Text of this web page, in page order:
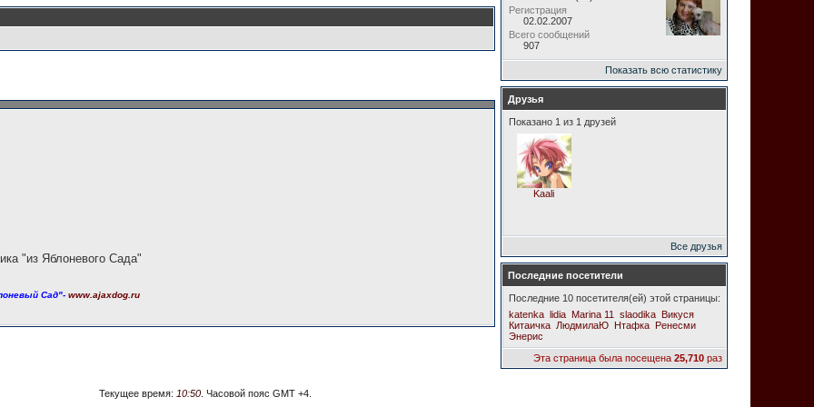
"из Яблоневого Сада"
Сад"- www.ajaxdog.ru
Регистрация
02.02.2007
Всего сообщений
907
Показать всю статистику
Друзья
Показано 1 из 1 друзей
Kaali
Все друзья
Последние посетители
Последние 10 посетителя(ей) этой страницы:
katenka lidia Marina 11 slaodika Викуся
Китаичка ЛюдмилаЮ Нтафка Ренесми
Энерис
Эта страница была посещена 25,710 раз
Текущее время: 10:50 . Часовой пояс GMT +4.